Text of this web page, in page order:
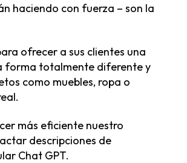
haciendo con fuerza – son la
ofrecer a sus clientes una
forma totalmente diferente y
como muebles, ropa o
más eficiente nuestro
descripciones de
Chat GPT.